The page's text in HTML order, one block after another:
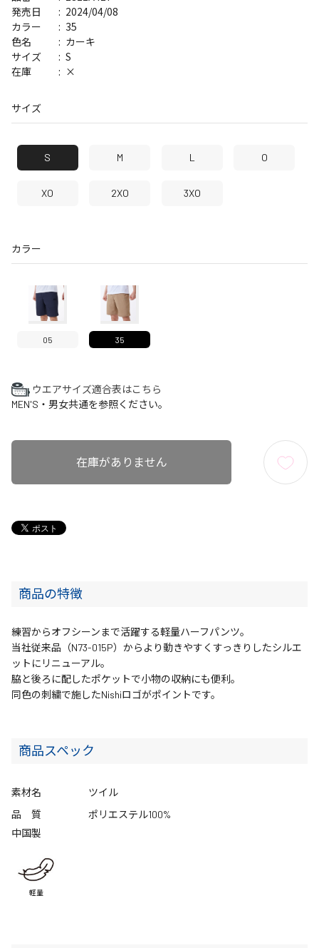
発売日 2024/04/08
サイズ S
カラー 35
在庫 ×
色名 カーキ
サイズ
S M L O
XO 2XO 3XO
カラー
05 35
ウエアサイズ適合表はこちら
MEN'S・男女共通を参照ください。
在庫がありません
商品の特徴
練習からオフシーンまで活躍する軽量ハーフパンツ。
当社従来品（N73-015P）からより動きやすくすっきりしたシルエ
ットにリニューアル。
脇と後ろに配したポケットで小物の収納にも便利。
同色の刺繍で施したNishiロゴがポイントです。
商品スペック
素材名
ツイル
品 質
ポリエステル100%
中国製
軽量